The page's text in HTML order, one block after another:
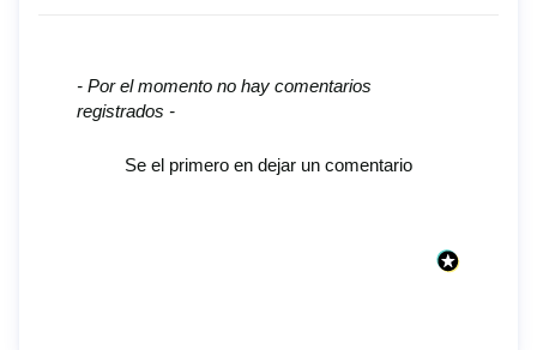
- Por el momento no hay comentarios
registrados -
Se el primero en dejar un comentario
New content loaded